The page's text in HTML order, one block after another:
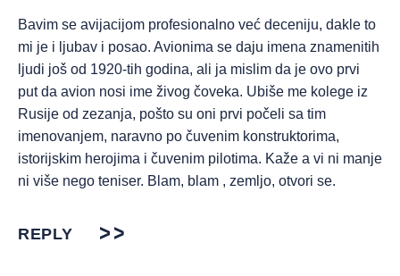
Bavim se avijacijom profesionalno već deceniju, dakle to
mi je i ljubav i posao. Avionima se daju imena znamenitih
ljudi još od 1920-tih godina, ali ja mislim da je ovo prvi
put da avion nosi ime živog čoveka. Ubiše me kolege iz
Rusije od zezanja, pošto su oni prvi počeli sa tim
imenovanjem, naravno po čuvenim konstruktorima,
istorijskim herojima i čuvenim pilotima. Kaže a vi ni manje
ni više nego teniser. Blam, blam , zemljo, otvori se.
REPLY